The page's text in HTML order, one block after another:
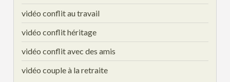
vidéo conflit au travail
vidéo conflit héritage
vidéo conflit avec des amis
vidéo couple à la retraite